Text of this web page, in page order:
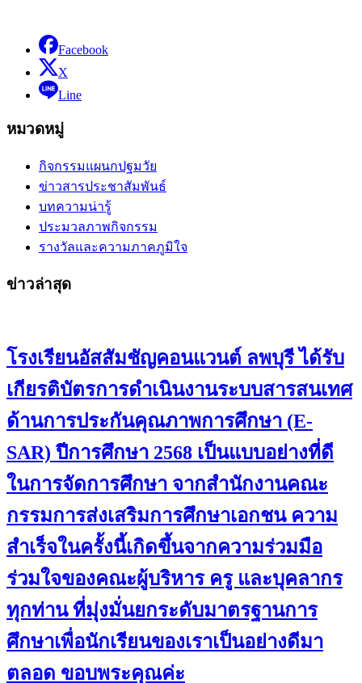
Facebook
X
Line
หมวดหมู่
กิจกรรมแผนกปฐมวัย
ข่าวสารประชาสัมพันธ์
บทความน่ารู้
ประมวลภาพกิจกรรม
รางวัลและความภาคภูมิใจ
ข่าวล่าสุด
โรงเรียนอัสสัมชัญคอนแวนต์ ลพบุรี ได้รับ
เกียรติบัตรการดำเนินงานระบบสารสนเทศ
ด้านการประกันคุณภาพการศึกษา (E-
SAR) ปีการศึกษา 2568 เป็นแบบอย่างที่ดี
ในการจัดการศึกษา จากสำนักงานคณะ
กรรมการส่งเสริมการศึกษาเอกชน ความ
สำเร็จในครั้งนี้เกิดขึ้นจากความร่วมมือ
ร่วมใจของคณะผู้บริหาร ครู และบุคลากร
ทุกท่าน ที่มุ่งมั่นยกระดับมาตรฐานการ
ศึกษาเพื่อนักเรียนของเราเป็นอย่างดีมา
ตลอด ขอบพระคุณค่ะ